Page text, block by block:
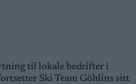
til lokale bedrifter i
Ski Team Göhlins sitt